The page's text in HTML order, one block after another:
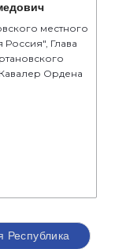
местного
Глава
Ордена
Республика